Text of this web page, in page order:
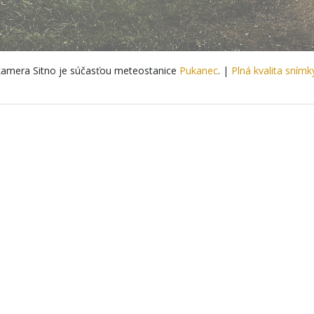
Sitno je súčasťou meteostanice Pukanec. | Plná kvalita